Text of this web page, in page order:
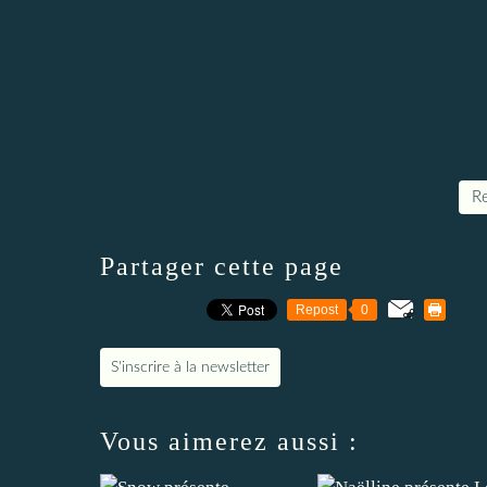
Partager cette page
Repost 0
S'inscrire à la newsletter
Vous aimerez aussi :